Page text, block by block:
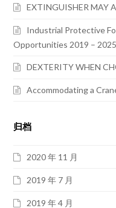
EXTINGUISHER MAY
Industrial Protective
Opportunities 2019 – 2025
DEXTERITY WHEN
Accommodating a
归档
2020 年 11 月
2019 年 7 月
2019 年 4 月